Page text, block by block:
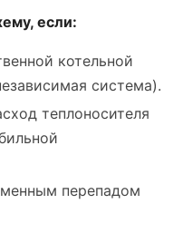
если:
котельной
система).
теплоносителя
перепадом